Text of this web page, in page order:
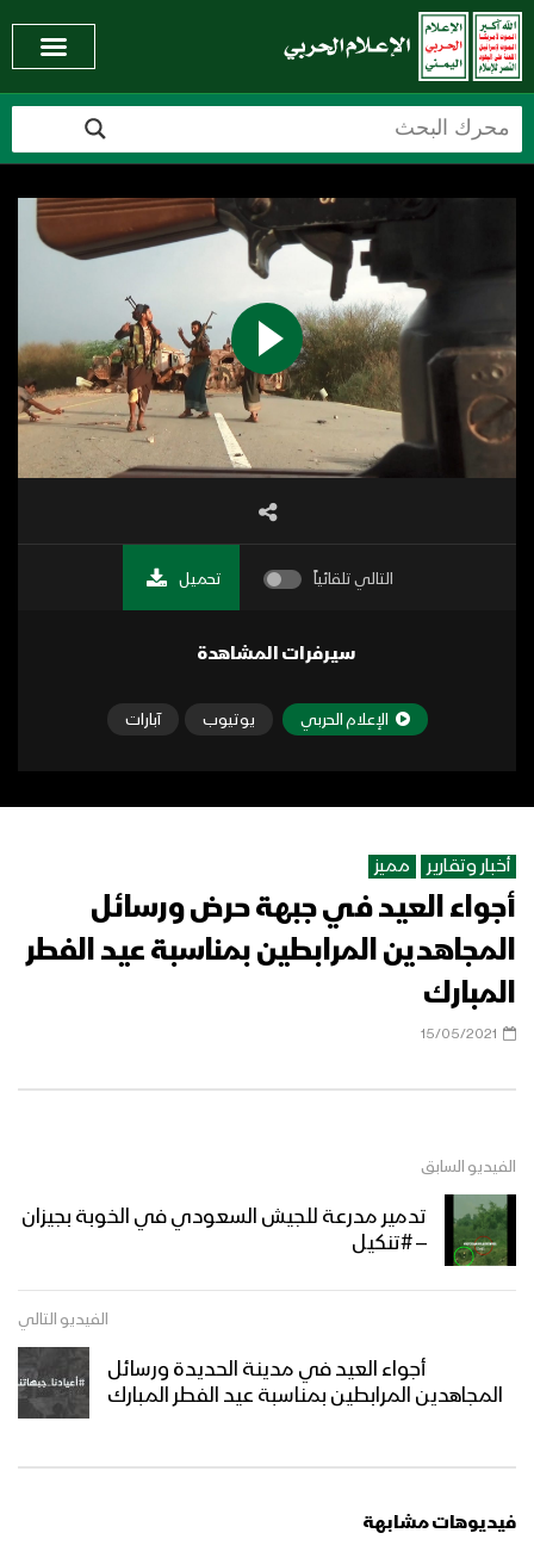
التالي تلقائياً تحميل
سيرفرات المشاهدة
الإعلام الحربي يوتيوب آبارات
أخبار وتقارير مميز
أجواء العيد في جبهة حرض ورسائل
المجاهدين المرابطين بمناسبة عيد الفطر
المبارك
15/05/2021
الفيديو السابق
تدمير مدرعة للجيش السعودي في الخوبة بجيزان
– #تنكيل
الفيديو التالي
أجواء العيد في مدينة الحديدة ورسائل
المجاهدين المرابطين بمناسبة عيد الفطر المبارك
فيديوهات مشابهة